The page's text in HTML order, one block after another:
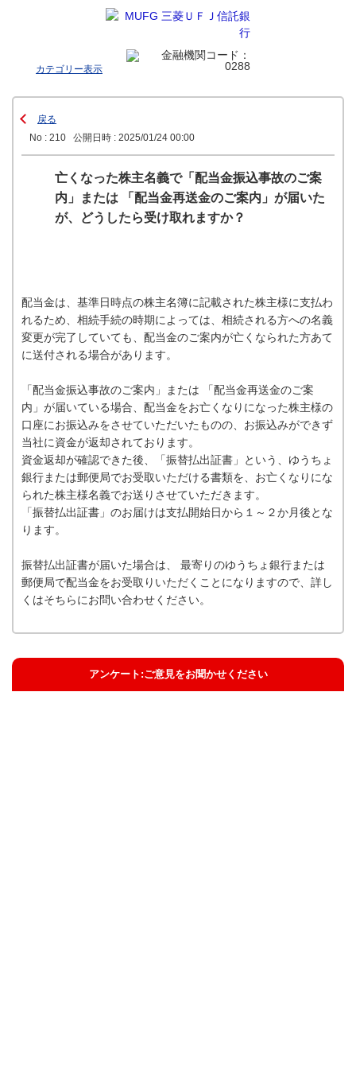
カテゴリー表示
戻る
No : 210
公開日時 : 2025/01/24 00:00
亡くなった株主名義で「配当金振込事故のご案
内」または 「配当金再送金のご案内」が届いた
が、どうしたら受け取れますか？
配当金は、基準日時点の株主名簿に記載された株主様に支払わ
れるため、相続手続の時期によっては、相続される方への名義
変更が完了していても、配当金のご案内が亡くなられた方あて
に送付される場合があります。
「配当金振込事故のご案内」または 「配当金再送金のご案
内」が届いている場合、配当金をお亡くなりになった株主様の
口座にお振込みをさせていただいたものの、お振込みができず
当社に資金が返却されております。
資金返却が確認できた後、「振替払出証書」という、ゆうちょ
銀行または郵便局でお受取いただける書類を、お亡くなりにな
られた株主様名義でお送りさせていただきます。
「振替払出証書」のお届けは支払開始日から１～２か月後とな
ります。
振替払出証書が届いた場合は、 最寄りのゆうちょ銀行または
郵便局で配当金をお受取りいただくことになりますので、詳し
くはそちらにお問い合わせください。
アンケート:ご意見をお聞かせください